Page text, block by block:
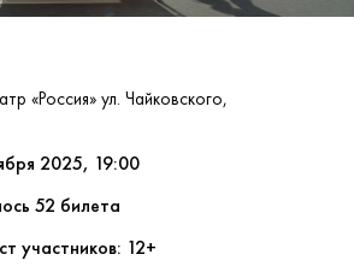
«Россия» ул. Чайковского,
2025, 19:00
52 билета
участников: 12+